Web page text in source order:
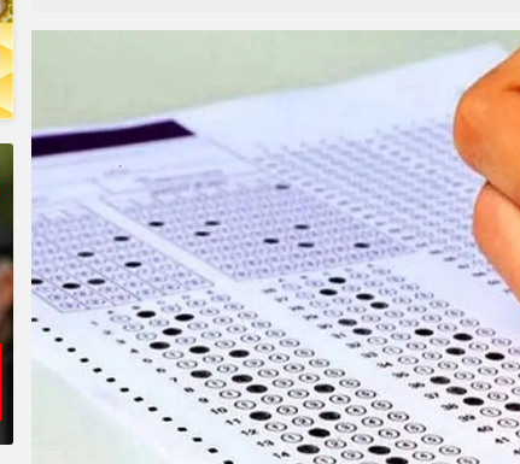
تمدید خودکار بیمه سلامت دهک‌های اقتصادی ۱ تا ۵ تهران